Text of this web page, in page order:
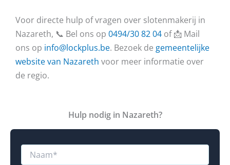
Voor directe hulp of vragen over slotenmakerij in
Nazareth, 📞 Bel ons op 0494/30 82 04 of 📩 Mail
ons op info@lockplus.be. Bezoek de gemeentelijke
website van Nazareth voor meer informatie over
de regio.
Hulp nodig in Nazareth?
N